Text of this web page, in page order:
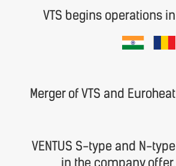
VTS begins operations in
Merger of VTS and Euroheat
VENTUS S-type and N-type
in the company offer.